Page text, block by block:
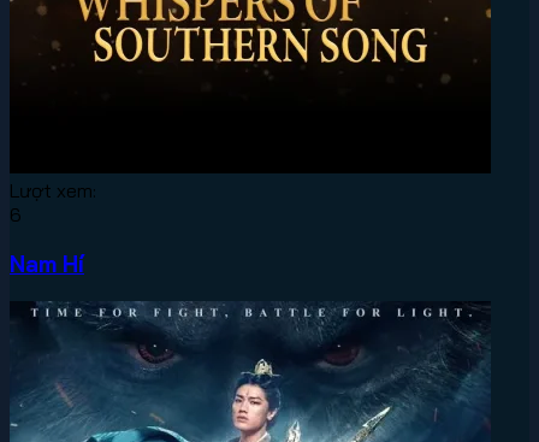
Lượt xem:
6
Nam Hí